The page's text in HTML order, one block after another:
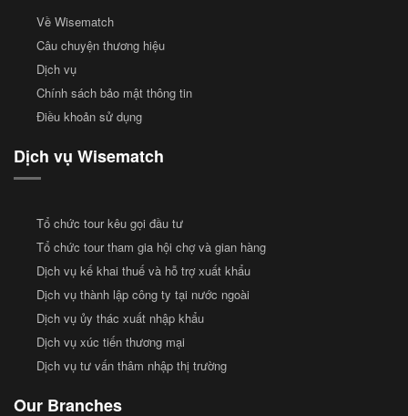
Về Wisematch
Câu chuyện thương hiệu
Dịch vụ
Chính sách bảo mật thông tin
Điều khoản sử dụng
Dịch vụ Wisematch
Tổ chức tour kêu gọi đầu tư
Tổ chức tour tham gia hội chợ và gian hàng
Dịch vụ kế khai thuế và hỗ trợ xuất khẩu
Dịch vụ thành lập công ty tại nước ngoài
Dịch vụ ủy thác xuất nhập khẩu
Dịch vụ xúc tiến thương mại
Dịch vụ tư vấn thâm nhập thị trường
Our Branches